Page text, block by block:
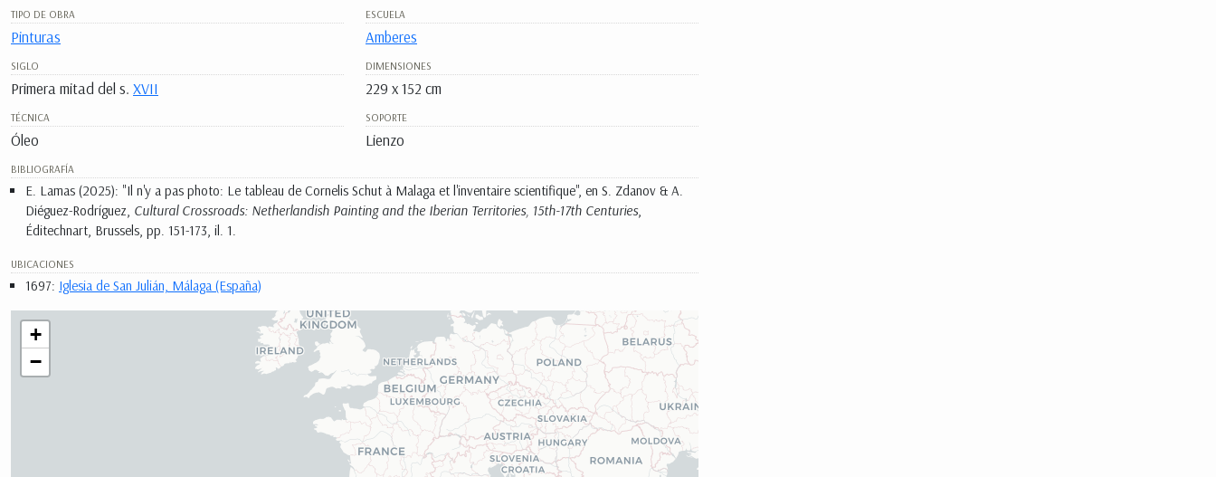
TIPO DE OBRA
Pinturas
ESCUELA
Amberes
SIGLO
Primera mitad del s. XVII
DIMENSIONES
229 x 152 cm
TÉCNICA
Óleo
SOPORTE
Lienzo
BIBLIOGRAFÍA
E. Lamas (2025): "Il n'y a pas photo: Le tableau de Cornelis Schut à Malaga et l'inventaire scientifique", en S. Zdanov & A.
Diéguez-Rodríguez, Cultural Crossroads: Netherlandish Painting and the Iberian Territories, 15th-17th Centuries,
Éditechnart, Brussels, pp. 151-173, il. 1.
UBICACIONES
1697: Iglesia de San Julián, Málaga (España)
+
−